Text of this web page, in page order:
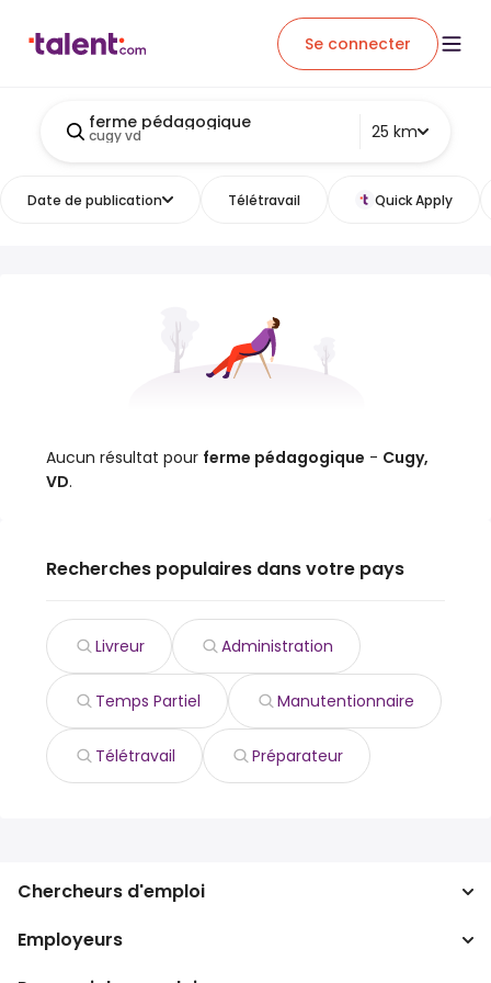
Se connecter
ferme pédagogique
cugy vd 25 km
Date de publication Télétravail Quick Apply
Aucun résultat pour ferme pédagogique - Cugy,
VD.
Recherches populaires dans votre pays
Livreur Administration
Temps Partiel Manutentionnaire
Télétravail Préparateur
Chercheurs d'emploi
Recherche d'emploi
Recherche de salaire
Employeurs